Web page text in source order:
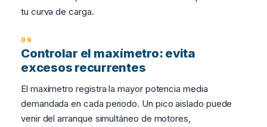
tu curva de carga.
Controlar el maxímetro: evita
excesos recurrentes
El maxímetro registra la mayor potencia media
demandada en cada periodo. Un pico aislado puede
venir del arranque simultáneo de motores,